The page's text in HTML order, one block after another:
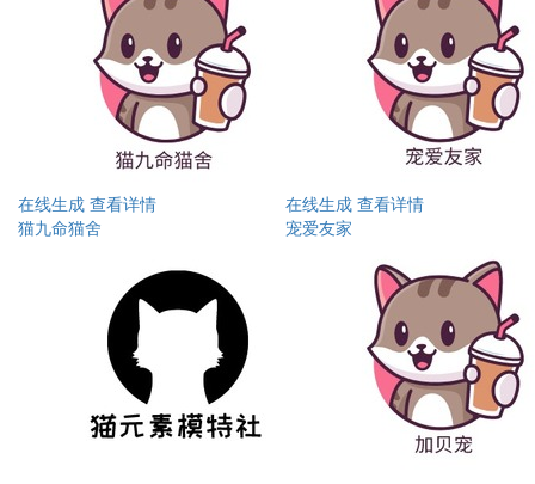
在线生成 查看详情
猫九命猫舍
在线生成 查看详情
宠爱友家